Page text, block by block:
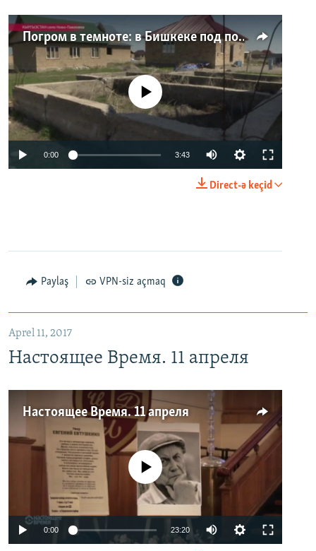
Погром в темноте: в Бишкеке под покровом ночи неизвестные на тракторе снесли три десятка частных домов
No media source currently available
0:00 3:43
Direct-ə keçid
Paylaş VPN-siz açmaq
Aprel 11, 2017
Настоящее Время. 11 апреля
Настоящее Время. 11 апреля
No media source currently available
0:00 23:20